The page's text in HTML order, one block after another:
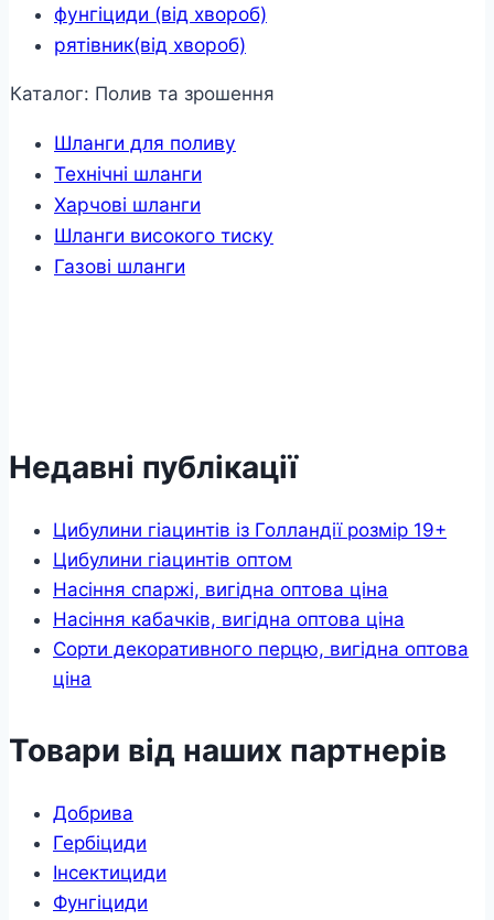
фунгіциди (від хвороб)
рятівник(від хвороб)
Каталог: Полив та зрошення
Шланги для поливу
Технічні шланги
Харчові шланги
Шланги високого тиску
Газові шланги
Недавні публікації
Цибулини гіацинтів із Голландії розмір 19+
Цибулини гіацинтів оптом
Насіння спаржі, вигідна оптова ціна
Насіння кабачків, вигідна оптова ціна
Сорти декоративного перцю, вигідна оптова
ціна
Товари від наших партнерів
Добрива
Гербіциди
Інсектициди
Фунгіциди